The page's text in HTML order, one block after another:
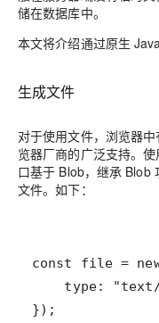
储在数据库中。
本文将介绍通过原生
生成文件
对于使用文件，浏览器
览器厂商的广泛支持。
口基于 Blob，继承 Blob
文件。如下：
});